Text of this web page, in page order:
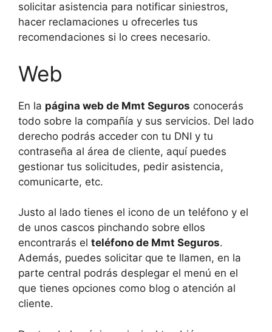
solicitar asistencia para notificar siniestros,
hacer reclamaciones u ofrecerles tus
recomendaciones si lo crees necesario.
Web
En la página web de Mmt Seguros conocerás
todo sobre la compañía y sus servicios. Del lado
derecho podrás acceder con tu DNI y tu
contraseña al área de cliente, aquí puedes
gestionar tus solicitudes, pedir asistencia,
comunicarte, etc.
Justo al lado tienes el icono de un teléfono y el
de unos cascos pinchando sobre ellos
encontrarás el teléfono de Mmt Seguros.
Además, puedes solicitar que te llamen, en la
parte central podrás desplegar el menú en el
que tienes opciones como blog o atención al
cliente.